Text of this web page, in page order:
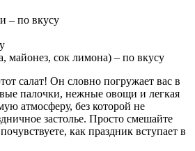
– по вкусу
майонез, сок лимона) – по вкусу
салат! Он словно погружает вас в
палочки, нежные овощи и легкая
атмосферу, без которой не
застолье. Просто смешайте
как праздник вступает в